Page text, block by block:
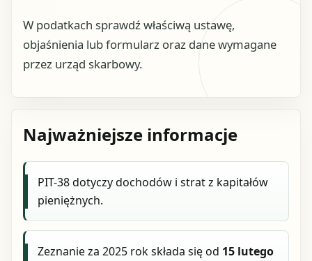
W podatkach sprawdź właściwą ustawę,
objaśnienia lub formularz oraz dane wymagane
przez urząd skarbowy.
Najważniejsze informacje
PIT-38 dotyczy dochodów i strat z kapitałów
pieniężnych.
Zeznanie za 2025 rok składa się od 15 lutego